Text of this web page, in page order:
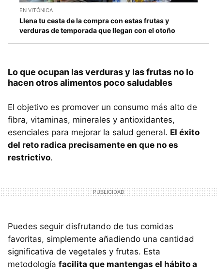
EN VITÓNICA
Llena tu cesta de la compra con estas frutas y
verduras de temporada que llegan con el otoño
Lo que ocupan las verduras y las frutas no lo
hacen otros alimentos poco saludables
El objetivo es promover un consumo más alto de
fibra, vitaminas, minerales y antioxidantes,
esenciales para mejorar la salud general. El éxito
del reto radica precisamente en que no es
restrictivo.
Puedes seguir disfrutando de tus comidas
favoritas, simplemente añadiendo una cantidad
significativa de vegetales y frutas. Esta
metodología facilita que mantengas el hábito a